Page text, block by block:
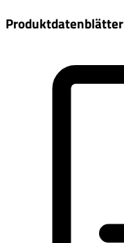
Produktdatenblätter